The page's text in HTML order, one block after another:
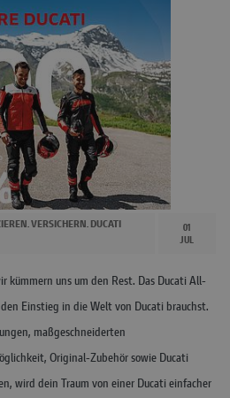
VERSICHERN. DUCATI
01
JUL
kümmern uns um den Rest. Das Ducati All-
Einstieg in die Welt von Ducati brauchst.
maßgeschneiderten
Original-Zubehör sowie Ducati
wird dein Traum von einer Ducati einfacher